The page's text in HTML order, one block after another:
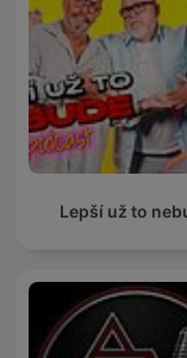
Lepší už to